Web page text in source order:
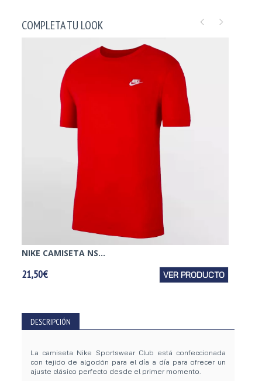
COMPLETA TU LOOK
NIKE CAMISETA NS...
21,50€ VER PRODUCTO
DESCRIPCIÓN
La camiseta Nike Sportswear Club está confeccionada
con tejido de algodón para el día a día para ofrecer un
ajuste clásico perfecto desde el primer momento.